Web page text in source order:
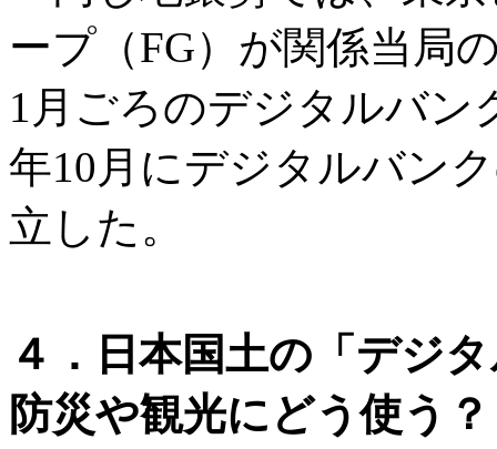
ープ（FG）が関係当局
1月ごろのデジタルバン
年10月にデジタルバン
立した。
４．日本国土の「デジ
防災や観光にどう使う